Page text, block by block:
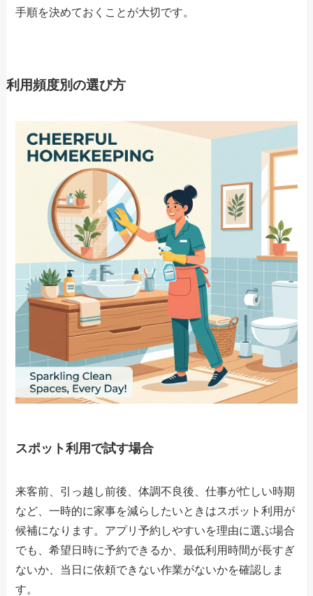
手順を決めておくことが大切です。
利用頻度別の選び方
スポット利用で試す場合
来客前、引っ越し前後、体調不良後、仕事が忙しい時期
など、一時的に家事を減らしたいときはスポット利用が
候補になります。アプリ予約しやすいを理由に選ぶ場合
でも、希望日時に予約できるか、最低利用時間が長すぎ
ないか、当日に依頼できない作業がないかを確認しま
す。